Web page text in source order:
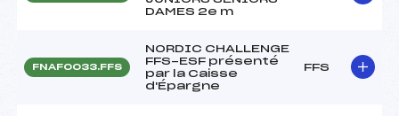
DAMES 2e m
FNAF0033.FFS
NORDIC CHALLENGE
FFS-ESF présenté
par la Caisse
d'Épargne
FFS